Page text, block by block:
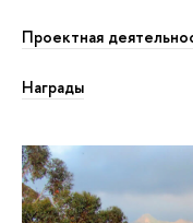
Проектная
Награды